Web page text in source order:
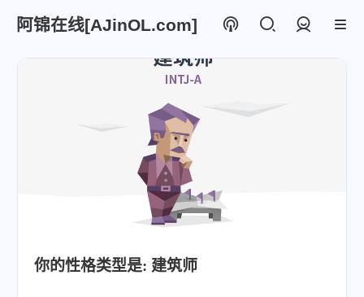
阿锦在线[AJinOL.com]
你的性格类型是: 建筑师